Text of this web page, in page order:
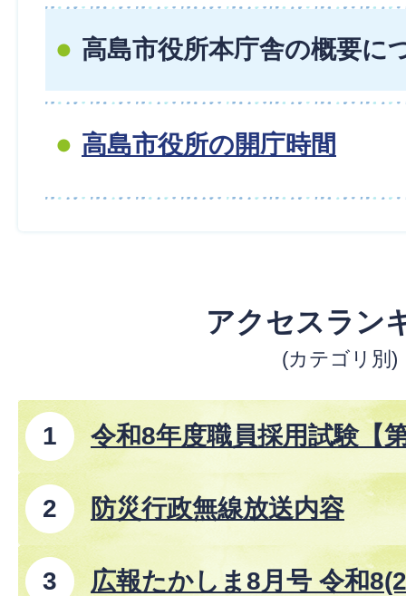
高島市役所本庁舎の概要に
高島市役所の開庁時間
アクセスラン
(カテゴリ別)
令和8年度職員採用試験【
防災行政無線放送内容
広報たかしま8月号 令和